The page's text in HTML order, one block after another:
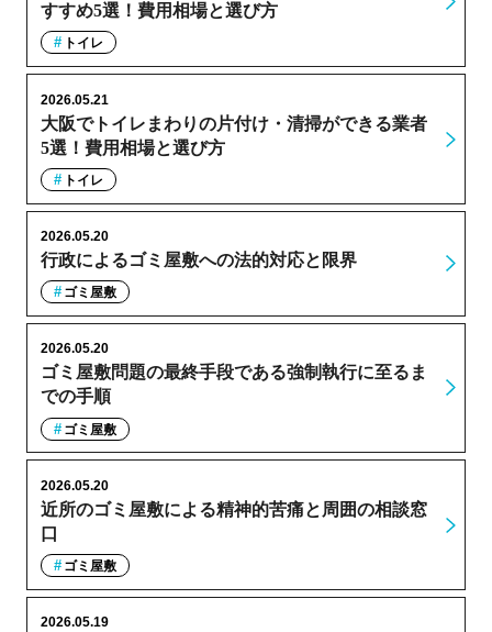
すすめ5選！費用相場と選び方
トイレ
大阪でトイレまわりの片付け・清掃ができる業者
5選！費用相場と選び方
2026.05.21
トイレ
行政によるゴミ屋敷への法的対応と限界
2026.05.20
ゴミ屋敷
ゴミ屋敷問題の最終手段である強制執行に至るま
での手順
2026.05.20
ゴミ屋敷
近所のゴミ屋敷による精神的苦痛と周囲の相談窓
口
2026.05.20
ゴミ屋敷
2026.05.19